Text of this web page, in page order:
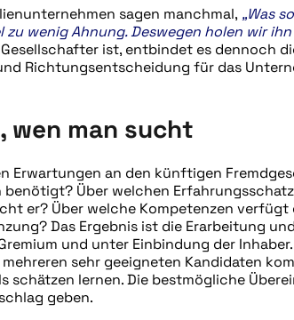
sagen manchmal, „Was
wenig Ahnung. Deswegen holen wir
Gesellschafter ist, entbindet es dennoch
Richtungsentscheidung für das
wen man sucht
Erwartungen an den künftigen
benötigt? Über welchen
er? Über welche Kompetenzen
Das Ergebnis ist die Erarbeitung
und unter Einbindung der
sehr geeigneten Kandidaten
schätzen lernen. Die bestmögliche
geben.